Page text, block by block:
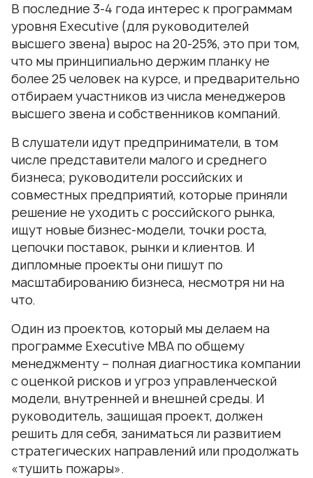
В последние 3-4 года интерес к программам
уровня Executive (для руководителей
высшего звена) вырос на 20-25%, это при том,
что мы принципиально держим планку не
более 25 человек на курсе, и предварительно
отбираем участников из числа менеджеров
высшего звена и собственников компаний.
В слушатели идут предприниматели, в том
числе представители малого и среднего
бизнеса; руководители российских и
совместных предприятий, которые приняли
решение не уходить с российского рынка,
ищут новые бизнес-модели, точки роста,
цепочки поставок, рынки и клиентов. И
дипломные проекты они пишут по
масштабированию бизнеса, несмотря ни на
что.
Один из проектов, который мы делаем на
программе Executive МВА по общему
менеджменту – полная диагностика компании
с оценкой рисков и угроз управленческой
модели, внутренней и внешней среды. И
руководитель, защищая проект, должен
решить для себя, заниматься ли развитием
стратегических направлений или продолжать
«тушить пожары».